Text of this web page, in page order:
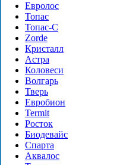
Евролос
Топас
Топас-С
Zorde
Кристалл
Астра
Коловеси
Волгарь
Тверь
Евробион
Termit
Росток
Биодевайс
Спарта
Аквалос